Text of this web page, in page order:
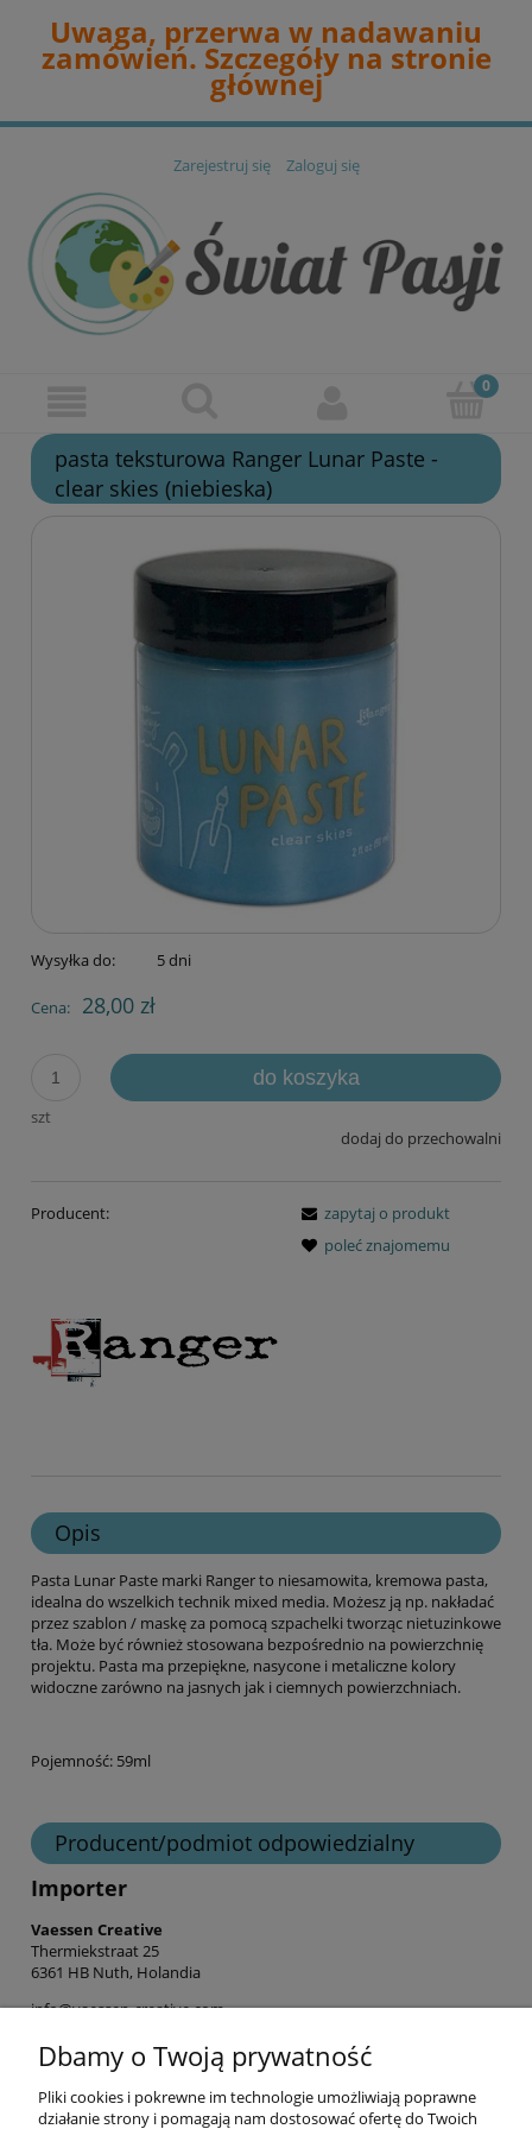
Uwaga, przerwa w nadawaniu
zamówień. Szczegóły na stronie
głównej
Zarejestruj się Zaloguj się
pasta teksturowa Ranger Lunar Paste -
clear skies (niebieska)
Wysyłka do: 5 dni
Cena: 28,00 zł
szt
do koszyka
dodaj do przechowalni
Producent:
zapytaj o produkt
poleć znajomemu
Opis
Pasta Lunar Paste marki Ranger to niesamowita, kremowa pasta,
idealna do wszelkich technik mixed media. Możesz ją np. nakładać
przez szablon / maskę za pomocą szpachelki tworząc nietuzinkowe
tła. Może być również stosowana bezpośrednio na powierzchnię
projektu. Pasta ma przepiękne, nasycone i metaliczne kolory
widoczne zarówno na jasnych jak i ciemnych powierzchniach.
Pojemność: 59ml
Producent/podmiot odpowiedzialny
Importer
Vaessen Creative
Thermiekstraat 25
6361 HB Nuth, Holandia
info@vaessen-creative.com
Informacje
Dbamy o Twoją prywatność
Pliki cookies i pokrewne im technologie umożliwiają poprawne
działanie strony i pomagają nam dostosować ofertę do Twoich